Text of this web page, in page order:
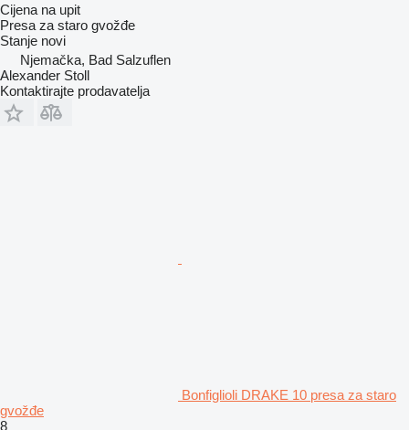
Cijena na upit
Presa za staro gvožđe
Stanje novi
Njemačka, Bad Salzuflen
Alexander Stoll
Kontaktirajte prodavatelja
Bonfiglioli DRAKE 10 presa za staro
gvožđe
8